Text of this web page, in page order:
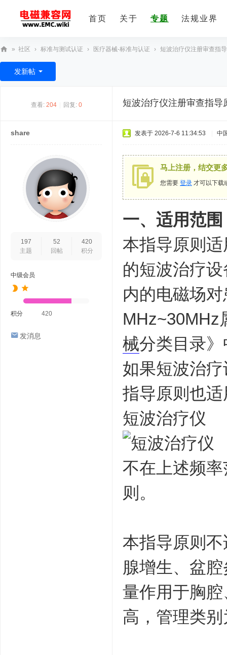
首页 关于 专题 法规业界
E
» 社区 › 标准与测试认证 › 医疗器械-标准与认证 › 短波治疗仪注册审查指
发新帖
查看: 204 回复: 0 短波治疗仪注册审查指导
share
197
主题
52
回帖
420
积分
中级会员
积分 420
发消息
发表于 2026-7-6 11:34:53 中
马上注册，结交更
您需要 登录 才可以下载
一、适用范围
本指导原则
的短波治疗
内的电磁场
MHz~30MHz
械分类目录
如果短波治
指导原则也
短波治疗仪
不在上述频
则。
本指导原则
腺增生、盆
量作用于胸
高，管理类